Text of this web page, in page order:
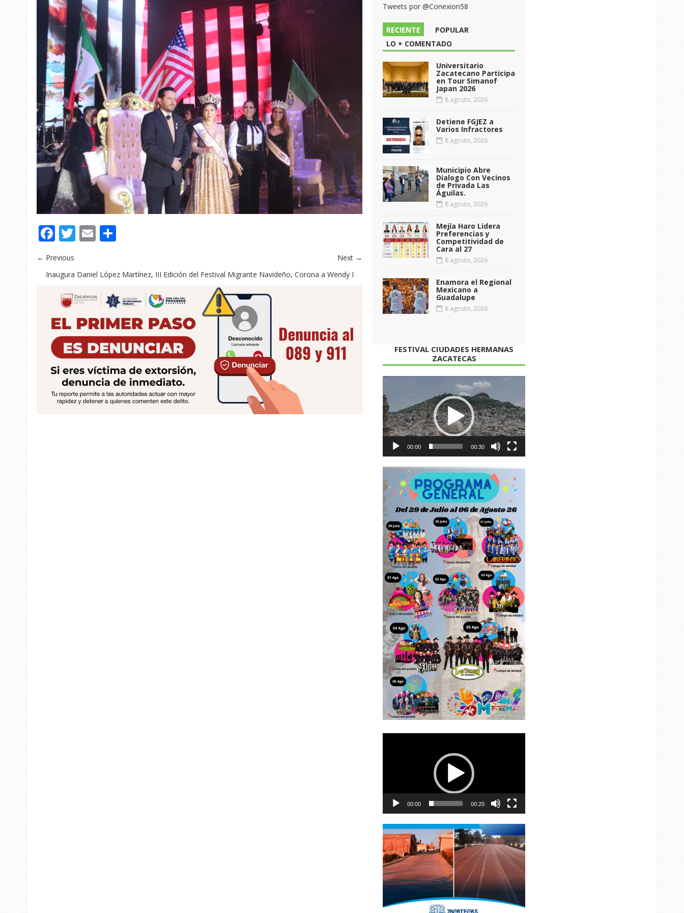
Facebook
Twitter
Email
← Previous
Next →
Inaugura Daniel López Martínez, III Edición del Festival Migrante Navideño, Corona a Wendy I
Tweets por @Conexion58
RECIENTE
POPULAR
LO + COMENTADO
Universitario
Zacatecano Participa
en Tour Simanof
Japan 2026
8 agosto, 2026
Detiene FGJEZ a
Varios Infractores
8 agosto, 2026
Municipio Abre
Dialogo Con Vecinos
de Privada Las
Águilas.
8 agosto, 2026
Mejía Haro Lidera
Preferencias y
Competitividad de
Cara al 27
8 agosto, 2026
Enamora el Regional
Mexicano a
Guadalupe
8 agosto, 2026
FESTIVAL CIUDADES HERMANAS
ZACATECAS
de
vídeo
00:00 00:30
00:00 00:20